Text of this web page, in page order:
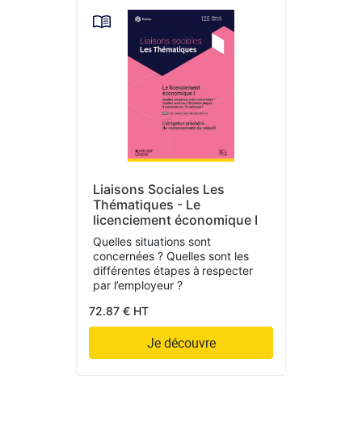
Liaisons Sociales Les
Thématiques - Le
licenciement économique I
Quelles situations sont
concernées ? Quelles sont les
différentes étapes à respecter
par l’employeur ?
72.87 € HT
Je découvre